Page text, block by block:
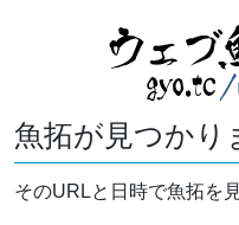
魚拓が見つかり
そのURLと日時で魚拓を